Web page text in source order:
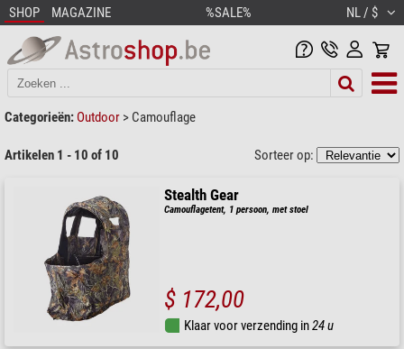
SHOP MAGAZINE %SALE% NL / $
Categorieën: Outdoor > Camouflage
Artikelen 1 - 10 of 10 Sorteer op:
Stealth Gear
Camouflagetent, 1 persoon, met stoel
$ 172,00
Klaar voor verzending in24 u